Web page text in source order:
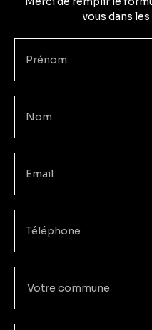
vous dans
Prénom
Nom
Email
Téléphone
Votre commune